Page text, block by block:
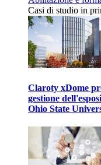
Casi di studio in
Claroty xDome
gestione
Ohio State